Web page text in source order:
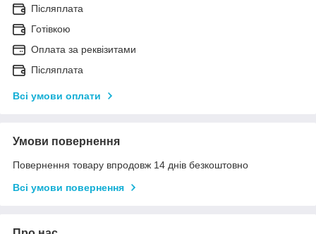
Післяплата
Готівкою
Оплата за реквізитами
Післяплата
Всі умови оплати
Умови повернення
Повернення товару впродовж 14 днів безкоштовно
Всі умови повернення